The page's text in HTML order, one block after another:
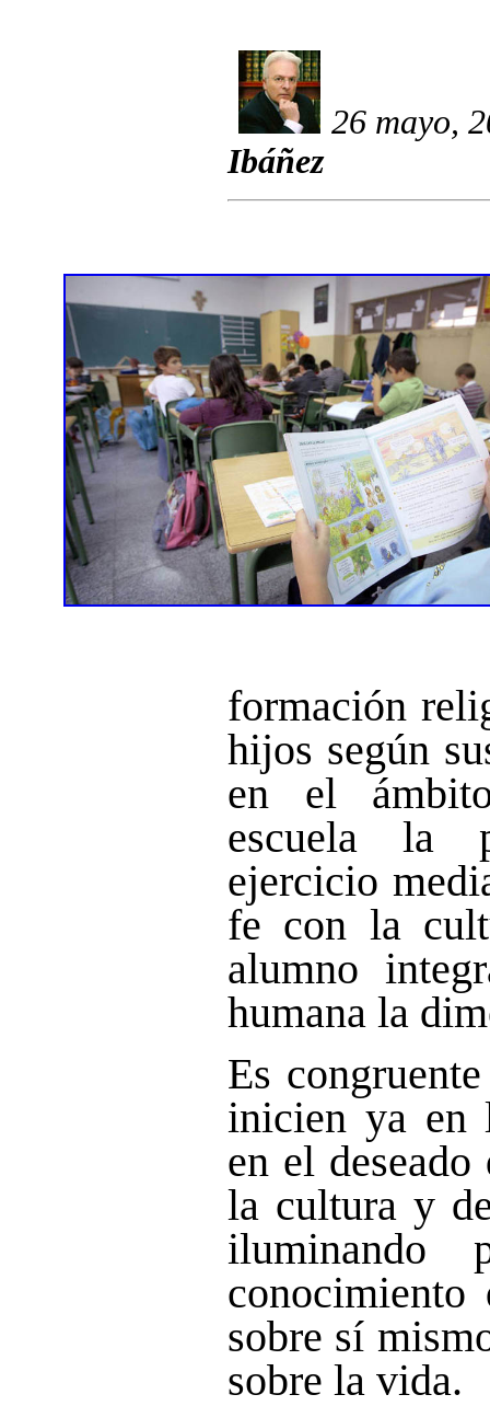
26 mayo,
Ibáñez
formación
hijos según
en el
escuela la
ejercicio
fe con la
alumno
humana la
Es
inicien ya en
en el
la cultura y
iluminando
conocimiento
sobre sí
sobre la vida.